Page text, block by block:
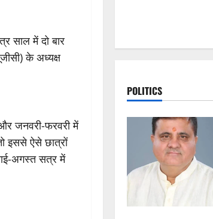
साल में दो बार
के अध्यक्ष
जनवरी-फरवरी में
इससे ऐसे छात्रों
अगस्त सत्र में
POLITICS